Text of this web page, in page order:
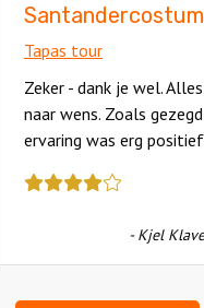
Tapas tour
Zeker - dank je wel.
naar wens. Zoals
ervaring was erg
review
cijfer
een
- Kjel